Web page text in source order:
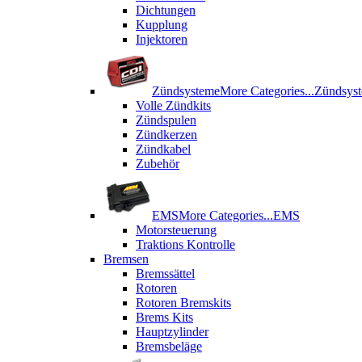
Dichtungen
Kupplung
Injektoren
ZündsystemeMore Categories...
Volle Zündkits
Zündspulen
Zündkerzen
Zündkabel
Zubehör
EMSMore Categories...EMS
Motorsteuerung
Traktions Kontrolle
Bremsen
Bremssättel
Rotoren
Rotoren Bremskits
Brems Kits
Hauptzylinder
Bremsbeläge